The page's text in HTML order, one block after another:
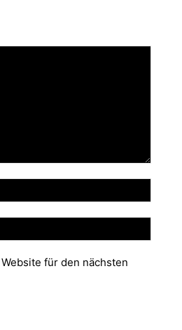
für den nächsten